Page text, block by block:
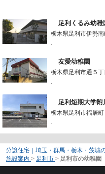
足利くるみ幼稚
栃木県足利市伊勢
-
友愛幼稚園
栃木県足利市通５丁
-
足利短期大学附
栃木県足利市福居町
-
分譲住宅｜埼玉・群馬・栃木・茨城
施設案内 > 足利市 > 足利市の幼稚園